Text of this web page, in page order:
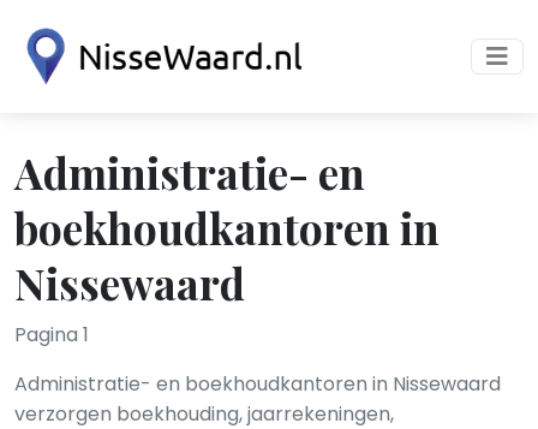
Administratie- en
boekhoudkantoren in
Nissewaard
Pagina 1
Administratie- en boekhoudkantoren in Nissewaard
verzorgen boekhouding, jaarrekeningen,